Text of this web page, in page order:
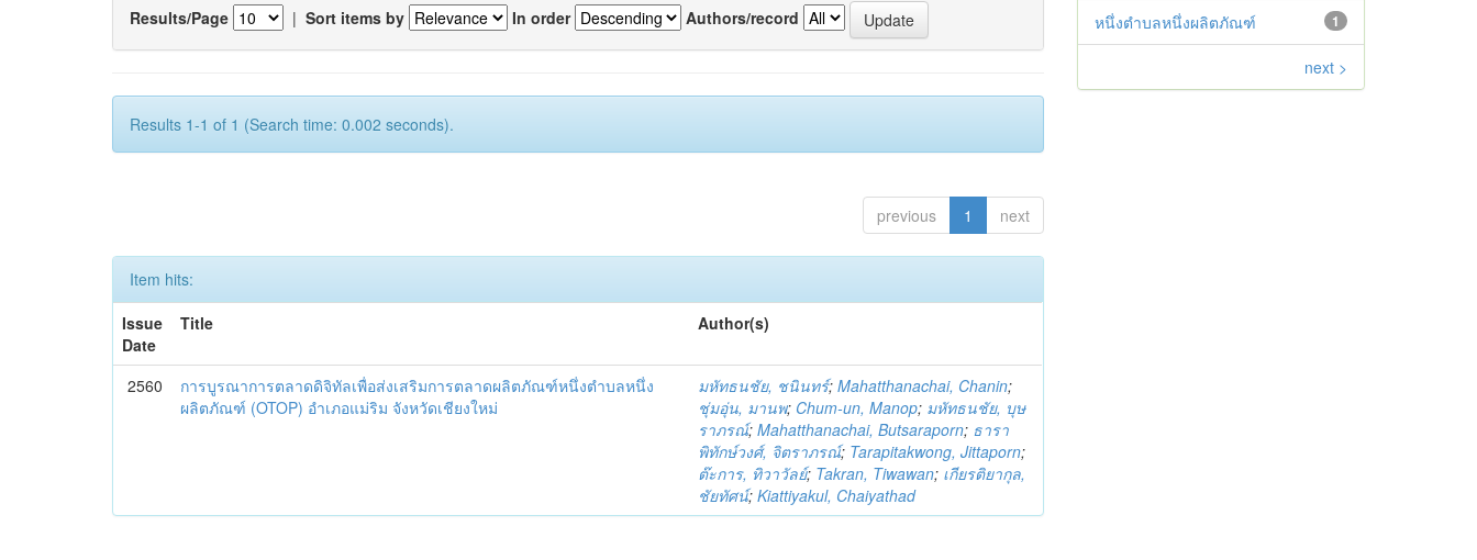
Results/Page | Sort items by In order Authors/record
Results 1-1 of 1 (Search time: 0.002 seconds).
previous 1 next
Item hits:
Issue
Date
Title Author(s)
2560
การบูรณาการตลาดดิจิทัลเพื่อส่งเสริมการตลาดผลิตภัณฑ์หนึ่งตำบลหนึ่ง
ผลิตภัณฑ์ (OTOP) อำเภอแม่ริม จังหวัดเชียงใหม่
มหัทธนชัย, ชนินทร์;Mahatthanachai, Chanin;
ชุ่มอุ่น, มานพ; Chum-un, Manop; มหัทธนชัย, บุษ
ราภรณ์;Mahatthanachai, Butsaraporn; ธารา
พิทักษ์วงศ์, จิตราภรณ์; Tarapitakwong, Jittaporn;
ต๊ะการ, ทิวาวัลย์; Takran, Tiwawan; เกียรติยากุล,
ชัยทัศน์;Kiattiyakul, Chaiyathad
1
หนึ่งตำบลหนึ่งผลิตภัณฑ์
next >